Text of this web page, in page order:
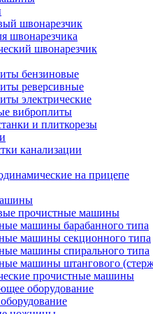
швонарезчик
швонарезчика
швонарезчик
бензиновые
реверсивные
электрические
виброплиты
и плиткорезы
канализации
на прицепе
прочистные машины
машины барабанного типа
машины секционного типа
машины спирального типа
машины штангового
прочистные машины
оборудование